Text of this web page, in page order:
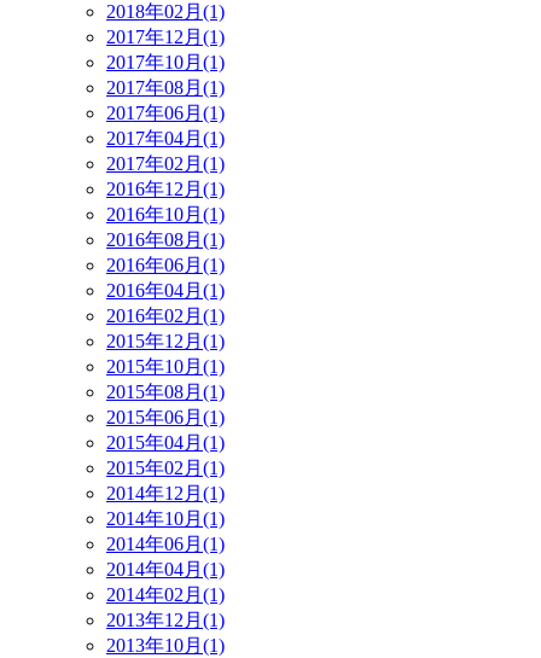
2018年02月(1)
2017年12月(1)
2017年10月(1)
2017年08月(1)
2017年06月(1)
2017年04月(1)
2017年02月(1)
2016年12月(1)
2016年10月(1)
2016年08月(1)
2016年06月(1)
2016年04月(1)
2016年02月(1)
2015年12月(1)
2015年10月(1)
2015年08月(1)
2015年06月(1)
2015年04月(1)
2015年02月(1)
2014年12月(1)
2014年10月(1)
2014年06月(1)
2014年04月(1)
2014年02月(1)
2013年12月(1)
2013年10月(1)